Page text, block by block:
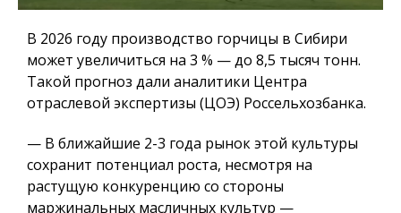
В 2026 году производство горчицы в Сибири
может увеличиться на 3 % — до 8,5 тысяч тонн.
Такой прогноз дали аналитики Центра
отраслевой экспертизы (ЦОЭ) Россельхозбанка.
— В ближайшие 2-3 года рынок этой культуры
сохранит потенциал роста, несмотря на
растущую конкуренцию со стороны
маржинальных масличных культур —